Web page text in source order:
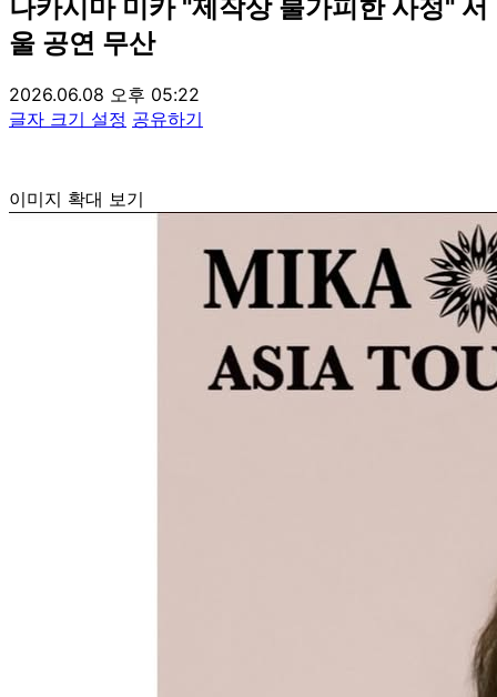
나카시마 미카 "제작상 불가피한 사정" 서
울 공연 무산
2026.06.08 오후 05:22
글자 크기 설정 공유하기
이미지 확대 보기